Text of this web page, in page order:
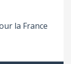
la France